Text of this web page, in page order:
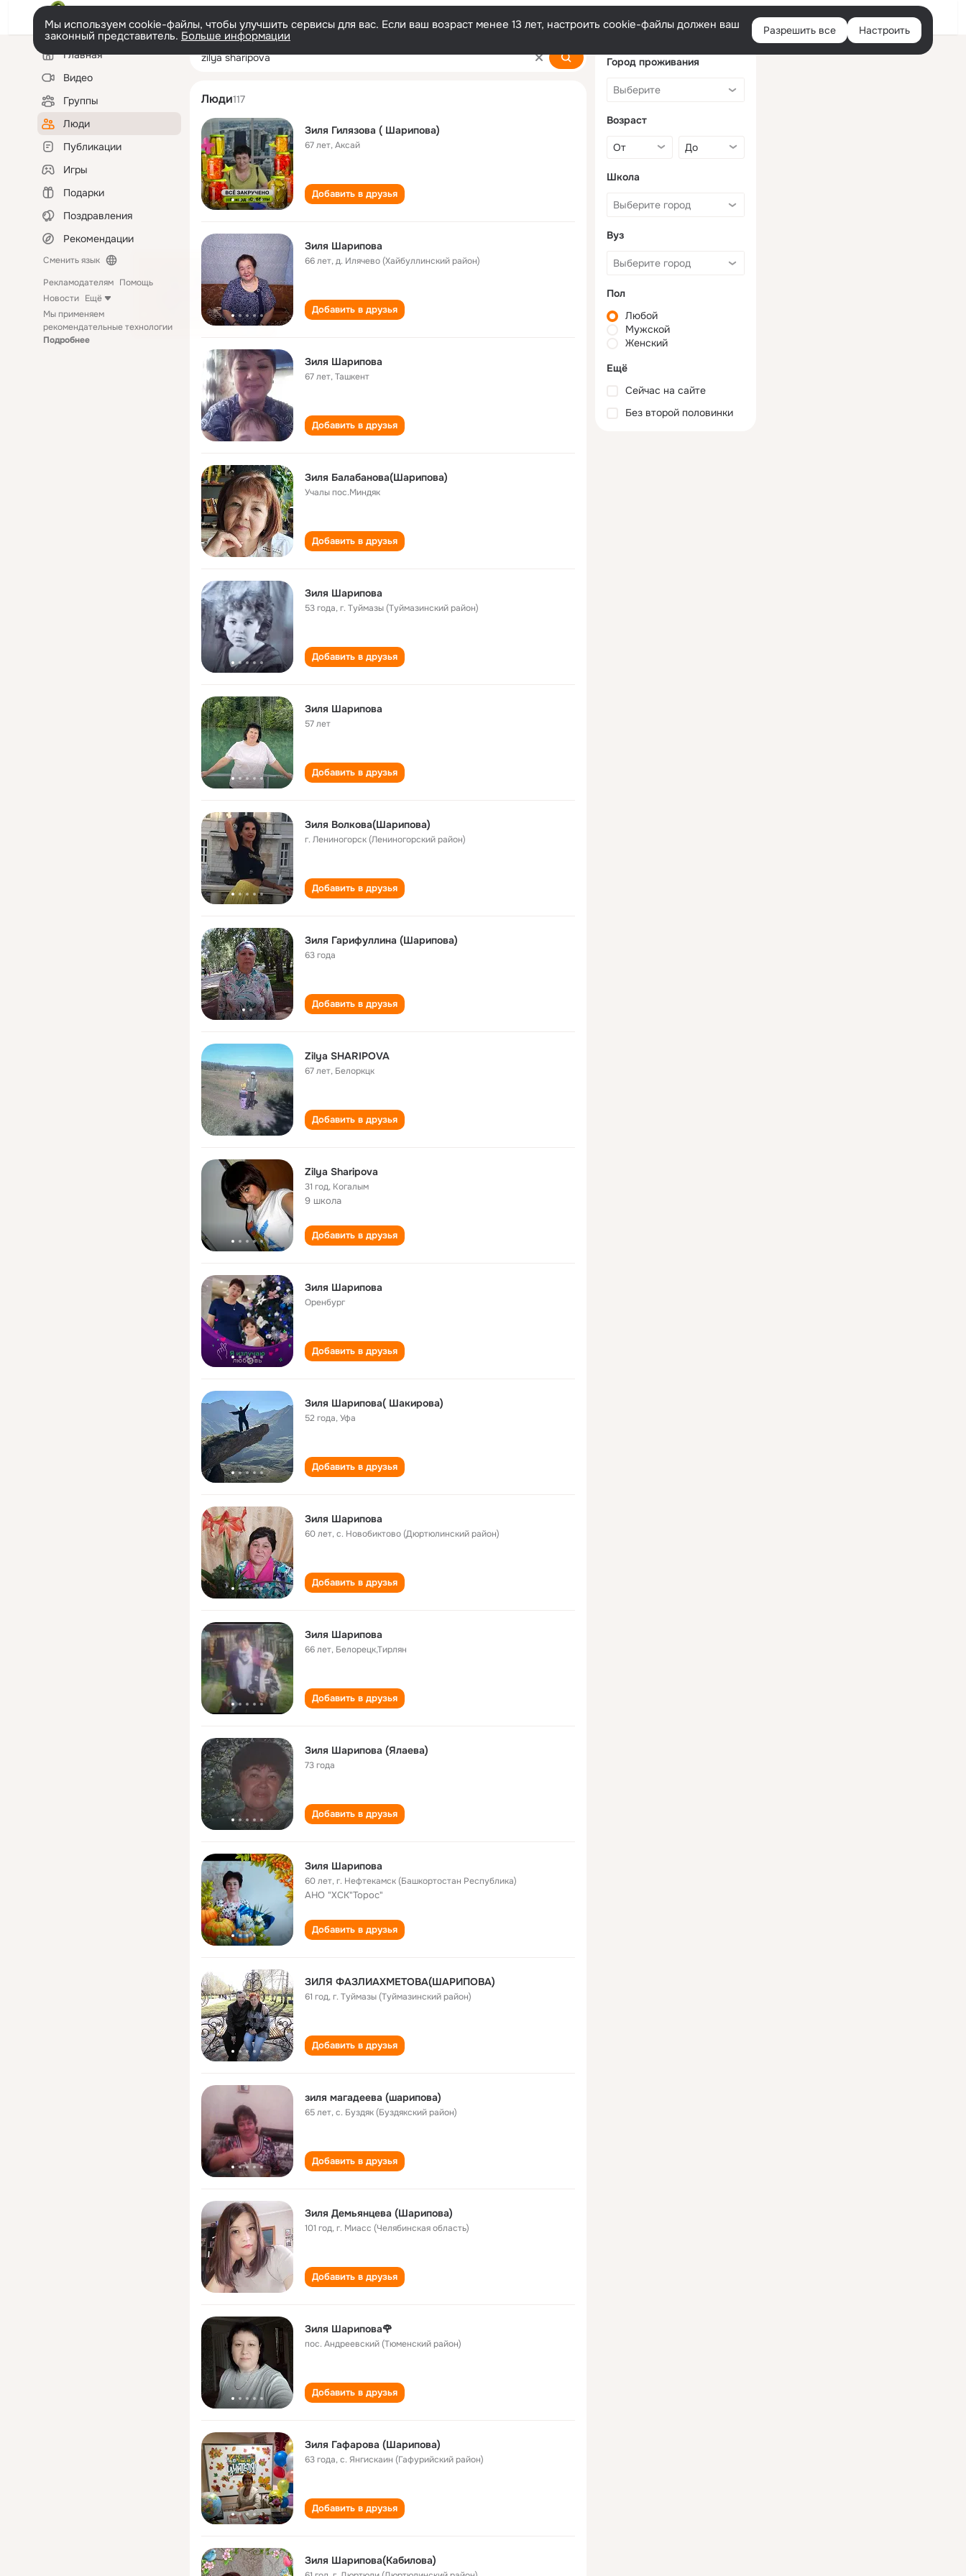
Войти
Мы используем cookie-файлы, чтобы улучшить сервисы для вас. Если ваш возраст менее 13 лет, настроить cookie-файлы должен ваш
законный представитель. Больше информации Разрешить все Настроить
Левая
колонкаГлавная
Видео
Группы
Люди
Публикации
Игры
Подарки
Поздравления
Рекомендации
Сменить язык
Рекламодателям Помощь
Новости Ещё
Мы применяем
рекомендательные технологии
Подробнее
zilya sharipova
Люди117
Зиля Гилязова ( Шарипова)
67 лет,Аксай
Добавить в друзья
Зиля Шарипова
66 лет,д. Илячево (Хайбуллинский район)
Добавить в друзья
Зиля Шарипова
67 лет,Ташкент
Добавить в друзья
Зиля Балабанова(Шарипова)
Учалы пос.Миндяк
Добавить в друзья
Зиля Шарипова
53 года,г. Туймазы (Туймазинский район)
Добавить в друзья
Зиля Шарипова
57 лет
Добавить в друзья
Зиля Волкова(Шарипова)
г. Лениногорск (Лениногорский район)
Добавить в друзья
Зиля Гарифуллина (Шарипова)
63 года
Добавить в друзья
Zilya SHARIPOVA
67 лет, Белоркцк
Добавить в друзья
Zilya Sharipova
31 год, Когалым
9 школа
Добавить в друзья
Зиля Шарипова
Оренбург
Добавить в друзья
Зиля Шарипова( Шакирова)
52 года,Уфа
Добавить в друзья
Зиля Шарипова
60 лет,с. Новобиктово (Дюртюлинский район)
Добавить в друзья
Зиля Шарипова
66 лет, Белорецк,Тирлян
Добавить в друзья
Зиля Шарипова (Ялаева)
73 года
Добавить в друзья
Зиля Шарипова
60 лет,г. Нефтекамск (Башкортостан Республика)
АНО "ХСК"Торос"
Добавить в друзья
ЗИЛЯ ФАЗЛИАХМЕТОВА(ШАРИПОВА)
61 год,г. Туймазы (Туймазинский район)
Добавить в друзья
зиля магадеева (шарипова)
65 лет,с. Буздяк (Буздякский район)
Добавить в друзья
Зиля Демьянцева (Шарипова)
101 год,г. Миасс (Челябинская область)
Добавить в друзья
Зиля Шарипова🌹
пос. Андреевский (Тюменский район)
Добавить в друзья
Зиля Гафарова (Шарипова)
63 года,с. Янгискаин (Гафурийский район)
Добавить в друзья
Зиля Шарипова(Кабилова)
Город проживания
Возраст
Школа
Вуз
Пол
Любой
Мужской
Женский
Ещё
Сейчас на сайте
Без второй половинки